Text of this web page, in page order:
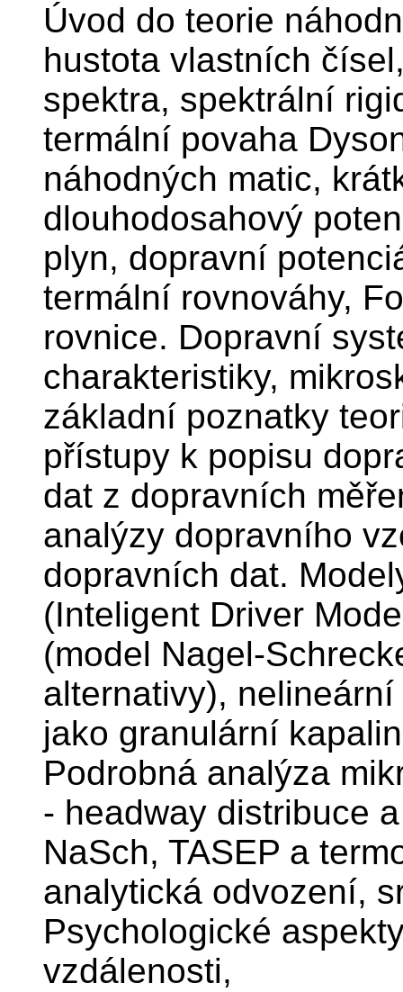
Úvod do teorie
hustota vlastních
spektra, spektrální
termální povaha
náhodných matic,
dlouhodosahový
plyn, dopravní
termální rovnováhy,
rovnice. Dopravní
charakteristiky,
základní poznatky
přístupy k popisu
dat z dopravních
analýzy dopravního
dopravních dat.
(Inteligent Driver
(model Nagel-
alternativy),
jako granulární
Podrobná analýza
- headway distribuce
NaSch, TASEP a
analytická odvození,
Psychologické
vzdálenosti,